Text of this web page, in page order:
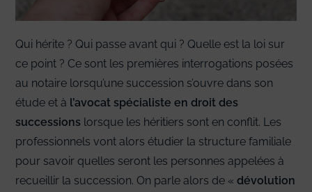
Qui hérite ? Qui passe avant qui ? Quelle est la loi sur
ce point ? Ce sont les premières interrogations posées
au notaire lorsqu’une succession s’ouvre dans son
étude et à l’avocat spécialiste en droit des
successions lorsque les héritiers sont en conflit. Les
professionnels vont alors étudier la structure familiale
pour savoir quelles seront les personnes appelées à
recueillir la succession. On parle alors de «dévolution